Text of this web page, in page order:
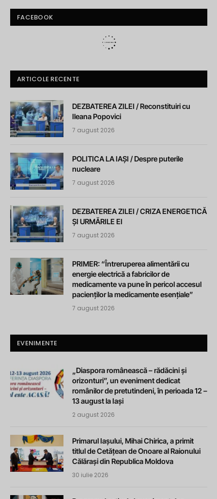
FACEBOOK
ARTICOLE RECENTE
DEZBATEREA ZILEI / Reconstituiri cu
Ileana Popovici
7 august 2026
POLITICA LA IAȘI / Despre puterile
nucleare
7 august 2026
DEZBATEREA ZILEI / CRIZA ENERGETICĂ
ȘI URMĂRILE EI
7 august 2026
PRIMER: “Întreruperea alimentării cu
energie electrică a fabricilor de
medicamente va pune în pericol accesul
pacienților la medicamente esențiale”
7 august 2026
EVENIMENTE
„Diaspora românească – rădăcini și
orizonturi”, un eveniment dedicat
românilor de pretutindeni, în perioada 12 –
13 august la Iași
2 august 2026
Primarul Iașului, Mihai Chirica, a primit
titlul de Cetățean de Onoare al Raionului
Călărași din Republica Moldova
30 iulie 2026